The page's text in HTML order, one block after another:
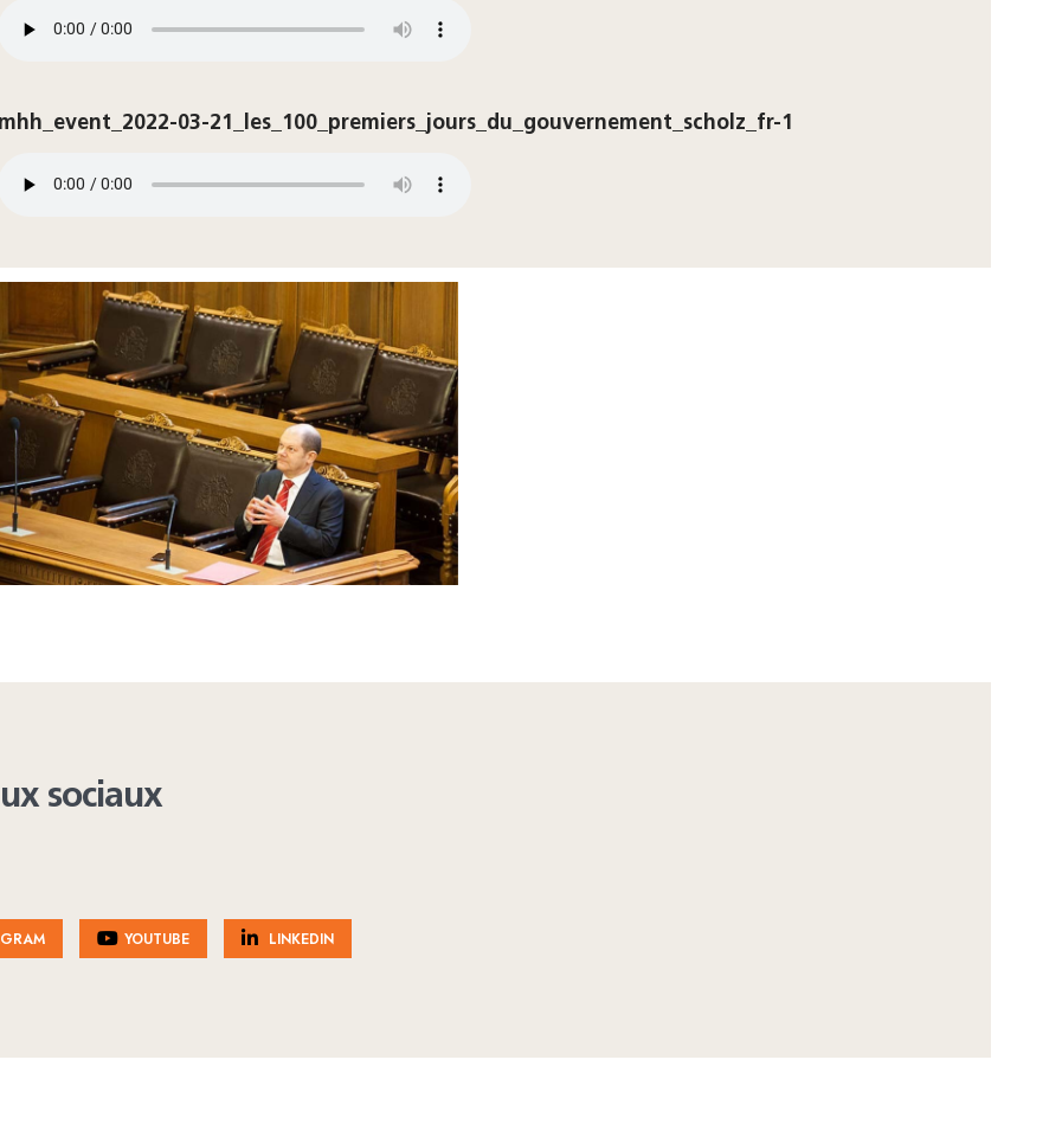
mhh_event_2022-03-21_les_100_premiers_jours_du_gouvernement_scholz_fr-1
sociaux
YOUTUBE LINKEDIN